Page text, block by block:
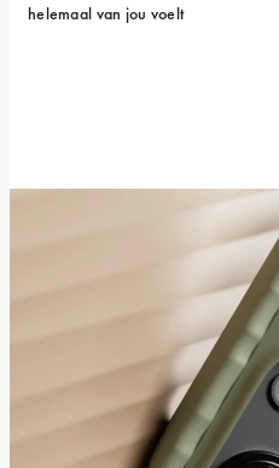
helemaal van jou voelt